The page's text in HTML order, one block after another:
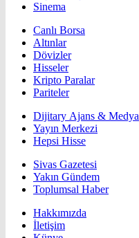
Sinema
Canlı Borsa
Altınlar
Dövizler
Hisseler
Kripto Paralar
Pariteler
Dijitary Ajans & Medya
Yayın Merkezi
Hepsi Hisse
Sivas Gazetesi
Yakın Gündem
Toplumsal Haber
Hakkımızda
İletişim